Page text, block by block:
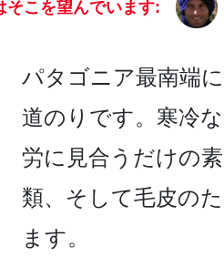
そこを望んでいます:
パタゴニア最南端
道のりです。寒冷
労に見合う­だけの
類、そして毛皮の
ます。